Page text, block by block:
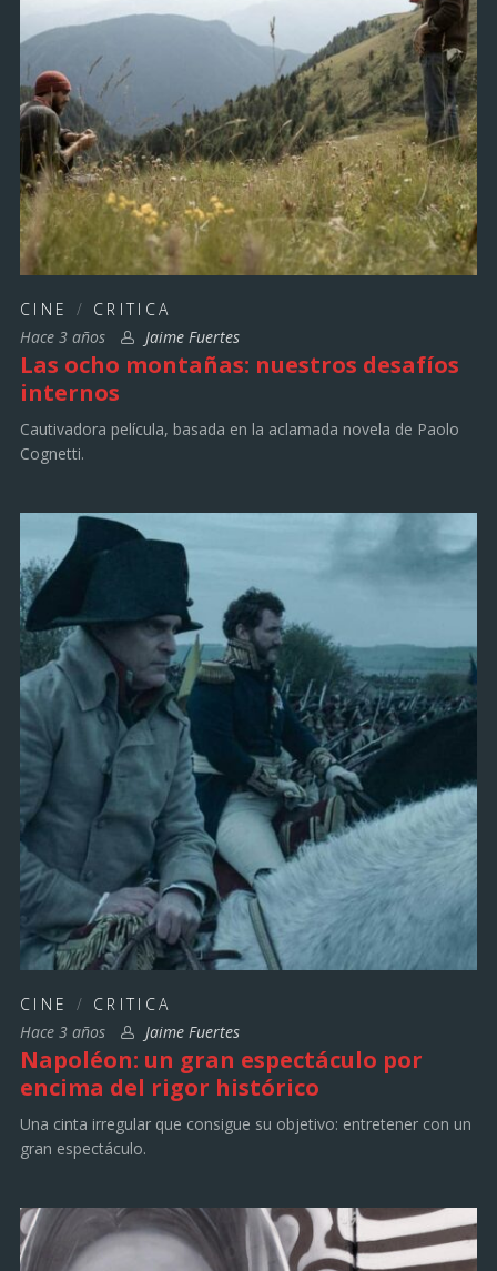
CINE / CRITICA
Hace 3 años
Jaime Fuertes
Las ocho montañas: nuestros desafíos
internos
Cautivadora película, basada en la aclamada novela de Paolo
Cognetti.
CINE / CRITICA
Hace 3 años
Jaime Fuertes
Napoléon: un gran espectáculo por
encima del rigor histórico
Una cinta irregular que consigue su objetivo: entretener con un
gran espectáculo.